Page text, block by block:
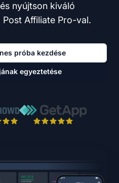
nyújtson kiváló
Affiliate Pro-val.
próba kezdése
egyeztetése